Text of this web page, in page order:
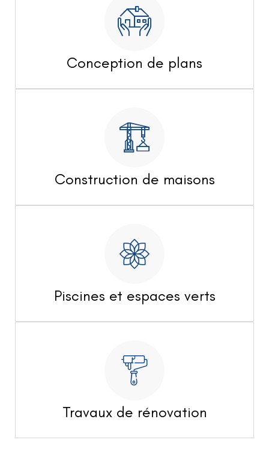
Conception de plans
Construction de maisons
Piscines et espaces verts
Travaux de rénovation